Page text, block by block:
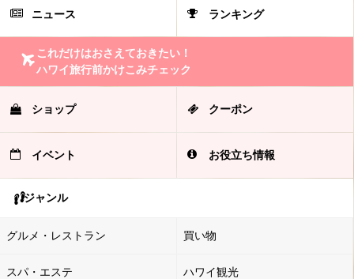
ニュース ランキング
これだけはおさえておきたい！
ハワイ旅行前かけこみチェック
ショップ クーポン
イベント お役立ち情報
ジャンル
グルメ・レストラン 買い物
スパ・エステ ハワイ観光